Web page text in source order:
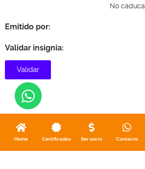
No caduca
Emitido por:
Validar insignia:
Validar
Home Certificados Ser socio Contacto